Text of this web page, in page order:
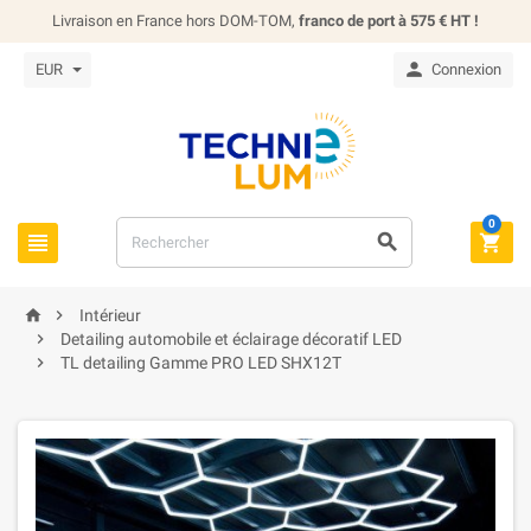
Livraison en France hors DOM-TOM, franco de port à 575 € HT !
EUR  Connexion
  
0
 
Intérieur

Detailing automobile et éclairage décoratif LED

TL detailing Gamme PRO LED SHX12T